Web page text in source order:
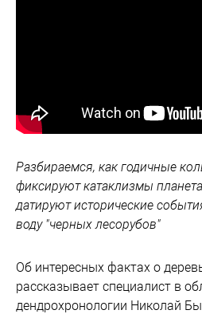
Разбираемся, как годичные
фиксируют катаклизмы
датируют исторические
воду "черных лесорубов"
Об интересных фактах о
рассказывает специалист в
дендрохронологии Николай